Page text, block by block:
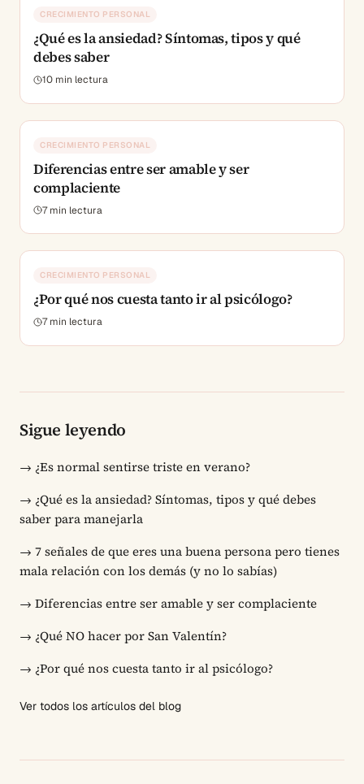
CRECIMIENTO PERSONAL
¿Qué es la ansiedad? Síntomas, tipos y qué
debes saber
10 min lectura
CRECIMIENTO PERSONAL
Diferencias entre ser amable y ser
complaciente
7min lectura
CRECIMIENTO PERSONAL
¿Por qué nos cuesta tanto ir al psicólogo?
7min lectura
Sigue leyendo
→ ¿Es normal sentirse triste en verano?
→ ¿Qué es la ansiedad? Síntomas, tipos y qué debes
saber para manejarla
→ 7 señales de que eres una buena persona pero tienes
mala relación con los demás (y no lo sabías)
→ Diferencias entre ser amable y ser complaciente
→ ¿Qué NO hacer por San Valentín?
→ ¿Por qué nos cuesta tanto ir al psicólogo?
Ver todos los artículos del blog